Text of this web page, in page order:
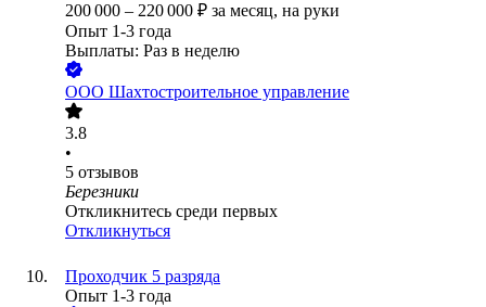
200 000 – 220 000 ₽ за месяц, на руки
Опыт 1-3 года
Выплаты: Раз в неделю
ООО Шахтостроительное управление
3.8
•
5 отзывов
Березники
Откликнитесь среди первых
Откликнуться
Проходчик 5 разряда
Опыт 1-3 года